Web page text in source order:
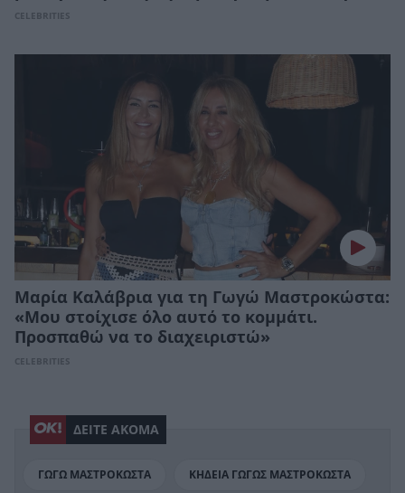
CELEBRITIES
Μαρία Καλάβρια για τη Γωγώ Μαστροκώστα:
«Μου στοίχισε όλο αυτό το κομμάτι.
Προσπαθώ να το διαχειριστώ»
CELEBRITIES
ΔΕΙΤΕ ΑΚΟΜΑ
ΓΩΓΩ ΜΑΣΤΡΟΚΩΣΤΑ ΚΗΔΕΙΑ ΓΩΓΩΣ ΜΑΣΤΡΟΚΩΣΤΑ